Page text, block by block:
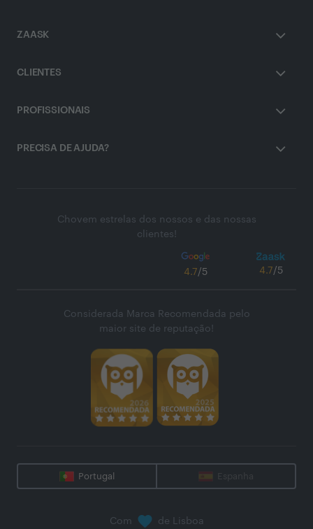
ZAASK
CLIENTES
PROFISSIONAIS
PRECISA DE AJUDA?
Chovem estrelas dos nossos e das nossas
clientes!
4.7/5 4.7/5
Considerada Marca Recomendada pelo
maior site de reputação!
Portugal Espanha
Com de Lisboa